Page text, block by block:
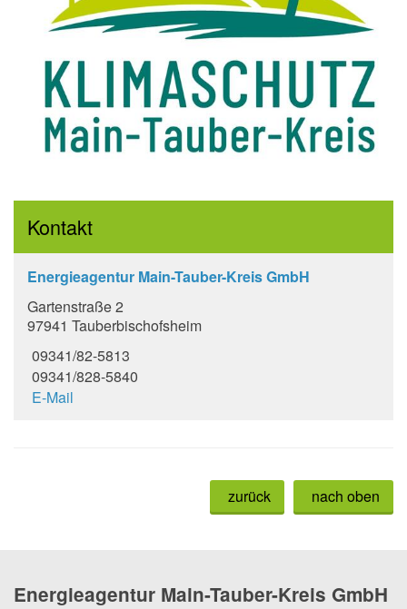
Kontakt
Energieagentur Main-Tauber-Kreis GmbH
Gartenstraße 2
97941 Tauberbischofsheim
09341/82-5813
09341/828-5840
E-Mail
nach oben
zurück
Energieagentur Main-Tauber-Kreis GmbH